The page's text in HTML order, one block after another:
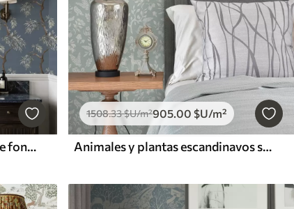
Rama de árbol con hojas sobre fondo azul
1508.33$U/m²905.00 $U/m²
Animales y plantas escandinavos sobre fondo menta